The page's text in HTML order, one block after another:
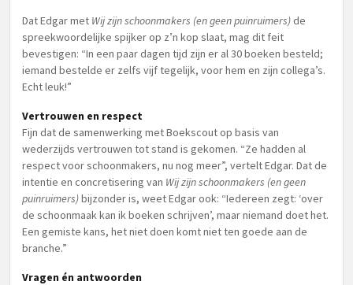
Dat Edgar met Wij zijn schoonmakers (en geen puinruimers)de
spreekwoordelijke spijker op z’n kop slaat, mag dit feit
bevestigen: “In een paar dagen tijd zijn er al 30 boeken besteld;
iemand bestelde er zelfs vijf tegelijk, voor hem en zijn collega’s.
Echt leuk!”
Vertrouwen en respect
Fijn dat de samenwerking met Boekscout op basis van
wederzijds vertrouwen tot stand is gekomen. “Ze hadden al
respect voor schoonmakers, nu nog meer”, vertelt Edgar. Dat de
intentie en concretisering van Wij zijn schoonmakers (en geen
puinruimers)bijzonder is, weet Edgar ook: “Iedereen zegt: ‘over
de schoonmaak kan ik boeken schrijven’, maar niemand doet het.
Een gemiste kans, het niet doen komt niet ten goede aan de
branche.”
Vragen én antwoorden